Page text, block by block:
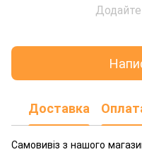
Доставка
Самовивіз з нашого